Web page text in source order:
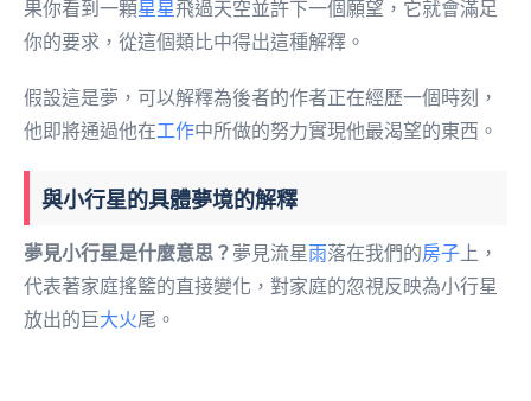
果你看到一顆星星飛過天空並許下一個願望，它就會滿足
你的要求，從這個類比中得出這種解釋。
假設這是夢，可以解釋為後者的作者正在經歷一個時刻，
他即將通過他在工作中所做的努力實現他最渴望的東西。
與小行星的具體夢境的解釋
夢見小行星是什麼意思？ 夢見流星雨落在我們的房子 上，
代表著家庭搖籃的直接變化，對家庭的忽視反映為小行星
放出的巨 大火尾。